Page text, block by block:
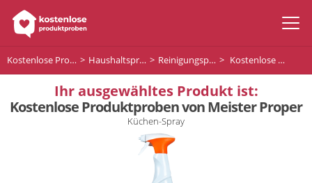
Kostenlose Produktproben Haushaltsprodukte Reinigungsprodukte Kostenlose Produktproben von Meister Proper
Ihr ausgewähltes Produkt ist:
Kostenlose Produktproben von Meister Proper
Küchen-Spray